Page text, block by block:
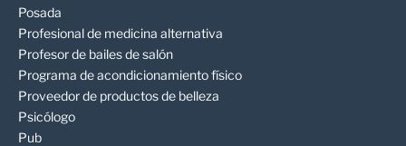
Posada
Profesional de medicina alternativa
Profesor de bailes de salón
Programa de acondicionamiento físico
Proveedor de productos de belleza
Psicólogo
Pub